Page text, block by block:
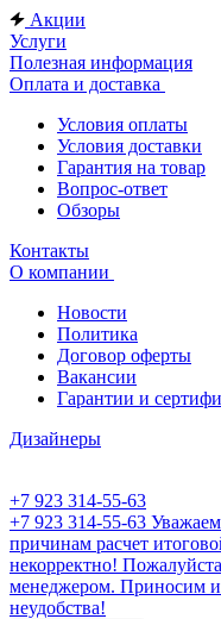
Акции
Услуги
Полезная информация
Оплата и доставка
Условия оплаты
Условия доставки
Гарантия на товар
Вопрос-ответ
Обзоры
Контакты
О компании
Новости
Политика
Договор оферты
Вакансии
Гарантии и
Дизайнеры
+7 923 314-55-63
+7 923 314-55-63
причинам расчет
некорректно!
менеджером. Приносим
неудобства!